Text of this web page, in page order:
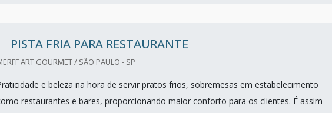
PISTA FRIA PARA RESTAURANTE
ART GOURMET / SÃO PAULO - SP
e beleza na hora de servir pratos frios, sobremesas em estabelecimento
restaurantes e bares, proporcionando maior conforto para os clientes. É assim